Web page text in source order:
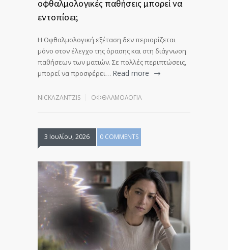
οφθαλμολογικές παθήσεις μπορεί να
εντοπίσει;
Η Οφθαλμολογική εξέταση δεν περιορίζεται
μόνο στον έλεγχο της όρασης και στη διάγνωση
παθήσεων των ματιών. Σε πολλές περιπτώσεις,
μπορεί να προσφέρει… Read more
NICKAZANTZIS ΟΦΘΑΛΜΟΛΟΓΊΑ
3 Ιουλίου, 2026 0 COMMENTS